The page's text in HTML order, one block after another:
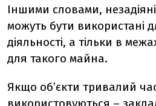
Іншими словами, незадіяні
можуть бути використані
діяльності, а тільки в
для такого майна.
Якщо об’єкти тривалий